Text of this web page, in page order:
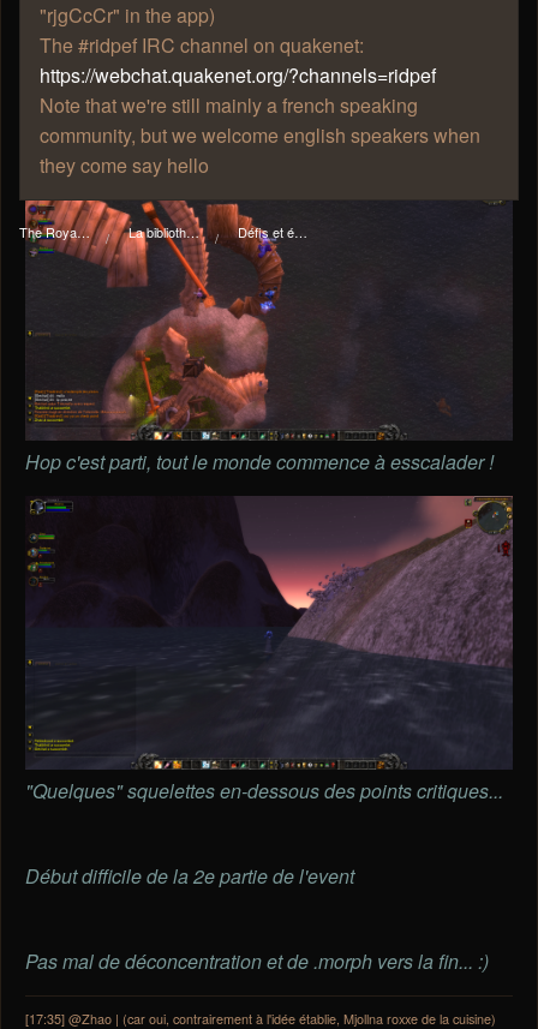
"rjgCcCr" in the app)
The #ridpef IRC channel on quakenet:
https://webchat.quakenet.org/?channels=ridpef
Note that we're still mainly a french speaking
community, but we welcome english speakers when
they come say hello
The Royal I.d.P. Essploring Fundation La bibliothèque du manoir Von Mortekaï Défis et événements
Hop mes screens, avec un peu de retard...
J'ai laissé l'interface, parce que, euh, flemme de l'enlever,
et c'est pas critique vu que c'est pas de l'essplo au sens
strict.
Hop c'est parti, tout le monde commence à esscalader !
"Quelques" squelettes en-dessous des points critiques...
Début difficile de la 2e partie de l'event
Pas mal de déconcentration et de .morph vers la fin... :)
[17:35] @Zhao | (car oui, contrairement à l'idée établie, Mjollna roxxe de la cuisine)